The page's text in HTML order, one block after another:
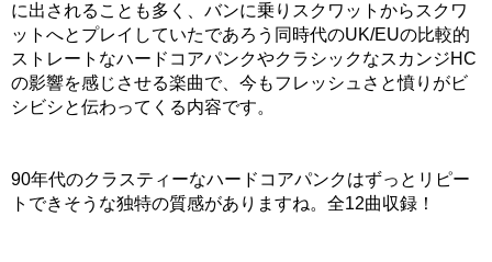
に出されることも多く、バンに乗りスクワットからスクワ
ットへとプレイしていたであろう同時代のUK/EUの比較的
ストレートなハードコアパンクやクラシックなスカンジHC
の影響を感じさせる楽曲で、今もフレッシュさと憤りがビ
シビシと伝わってくる内容です。
90年代のクラスティーなハードコアパンクはずっとリピー
トできそうな独特の質感がありますね。全12曲収録！